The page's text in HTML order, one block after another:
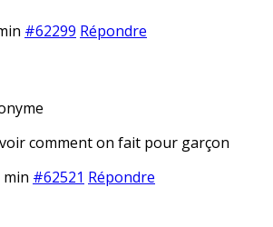
#62299 Répondre
comment on fait pour garçon
min #62521 Répondre